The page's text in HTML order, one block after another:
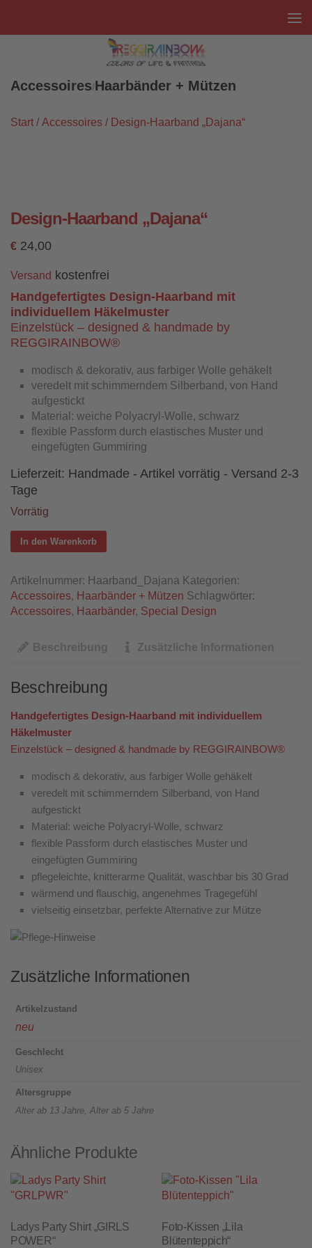
Accessoires/Haarbänder + Mützen
Start /Accessoires / Design-Haarband „Dajana“
Design-Haarband „Dajana“
€ 24,00
Versand kostenfrei
Handgefertigtes Design-Haarband mit
individuellem Häkelmuster
Einzelstück – designed & handmade by
REGGIRAINBOW®
modisch & dekorativ, aus farbiger Wolle gehäkelt
veredelt mit schimmerndem Silberband, von Hand
aufgestickt
Material: weiche Polyacryl-Wolle, schwarz
flexible Passform durch elastisches Muster und
eingefügten Gummiring
Lieferzeit: Handmade - Artikel vorrätig - Versand 2-3
Tage
Vorrätig
In den Warenkorb
Artikelnummer: Haarband_Dajana Kategorien:
Accessoires, Haarbänder + Mützen Schlagwörter:
Accessoires, Haarbänder, Special Design
Beschreibung Zusätzliche Informationen
Beschreibung
Handgefertigtes Design-Haarband mit individuellem
Häkelmuster
Einzelstück – designed & handmade by REGGIRAINBOW®
modisch & dekorativ, aus farbiger Wolle gehäkelt
veredelt mit schimmerndem Silberband, von Hand
aufgestickt
Material: weiche Polyacryl-Wolle, schwarz
flexible Passform durch elastisches Muster und
eingefügten Gummiring
pflegeleichte, knitterarme Qualität, waschbar bis 30 Grad
wärmend und flauschig, angenehmes Tragegefühl
vielseitig einsetzbar, perfekte Alternative zur Mütze
Zusätzliche Informationen
Artikelzustand
neu
Geschlecht
Unisex
Altersgruppe
Alter ab 13 Jahre, Alter ab 5 Jahre
Ähnliche Produkte
Ladys Party Shirt „GIRLS
POWER“
Foto-Kissen „Lila
Blütenteppich“